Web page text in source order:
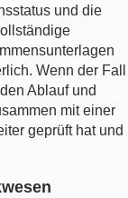
und die
Wenn der Fall
Ablauf und
mit einer
geprüft hat und